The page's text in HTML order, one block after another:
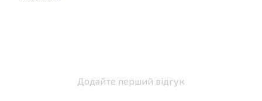
Додайте перший відгук